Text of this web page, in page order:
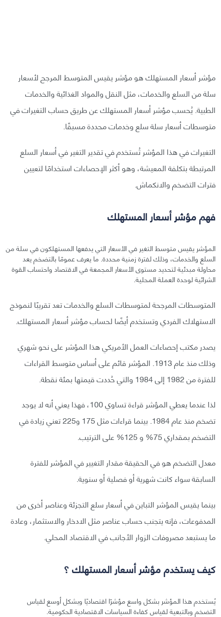
مؤشر أسعار المستهلك هو مؤشر يقيس المتوسط المرجح لأسعار
سلة من السلع والخدمات، مثل النقل والمواد الغذائية والخدمات
الطبية. يُحسب مؤشر أسعار المستهلك عن طريق حساب التغيرات في
متوسطات أسعار سلة سلع وخدمات محددة مسبقًا.
التغيرات في هذا المؤشر تُستخدم في تقدير التغير في أسعار السلع
المرتبطة بتكلفة المعيشة، وهو أكثر الإحصاءات استخدامًا لتعيين
فترات التضخم والانكماش.
فهم مؤشر أسعار المستهلك
المؤشر يقيس متوسط التغير في الأسعار التي يدفعها المستهلكون في سلة من
السلع والخدمات، وذلك لفترة زمنية محددة. ما يعرف عمومًا بالتضخم يعد
محاولة مبدئية لتحديد مستوى الأسعار المجمعة في الاقتصاد واحتساب القوة
الشرائية لوحدة العملة المحلية.
المتوسطات المرجحة لمتوسطات السلع والخدمات تعد تقريبًا لنموذج
الاستهلاك الفردي وتستخدم أيضًا لحساب مؤشر أسعار المستهلك.
يصدر مكتب إحصاءات العمل الأمريكي هذا المؤشر على نحو شهري
وذلك منذ عام 1913. المؤشر قائم على أساس متوسط القراءات
للفترة من 1982 إلى 1984 والتي حُددت قيمتها بمئة نقطة.
لذا عندما يعطي المؤشر قراءة تساوي 100، فهذا يعني أنه لا يوجد
تضخم منذ عام 1984. بينما قراءات مثل 175 و225 تعني زيادة في
التضخم بمقداري 75% و 125% على الترتيب.
معدل التضخم هو في الحقيقة مقدار التغيير في المؤشر للفترة
السابقة سواء كانت شهرية أو فصلية أو سنوية.
بينما يقيس المؤشر التباين في أسعار سلع التجزئة وعناصر أخرى من
المدفوعات، فإنه يتجنب حساب عناصر مثل الادخار والاستثمار، وعادة
ما يستبعد مصروفات الزوار الأجانب في الاقتصاد المحلي.
كيف يستخدم مؤشر أسعار المستهلك ؟
يُستخدم هذا المؤشر بشكل واسع مؤشرًا اقتصاديًا وبشكل أوسع لقياس
التضخم وبالتبعية لقياس كفاءة السياسات الاقتصادية الحكومية.